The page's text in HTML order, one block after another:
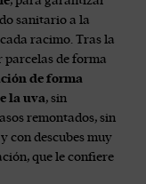
sanitario a la
racimo. Tras la
parcelas de forma
de forma
la uva, sin
remontados, sin
con descubes muy
que le confiere